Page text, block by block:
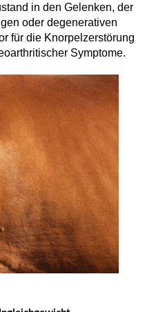
in den Gelenken, der
oder degenerativen
für die Knorpelzerstörung
Symptome.